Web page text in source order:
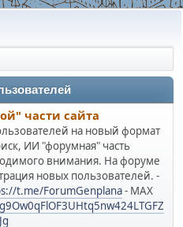
части сайта
на новый формат
ИИ "форумная" часть
внимания. На форуме
новых пользователей. -
t.me/ForumGenplana- МАХ